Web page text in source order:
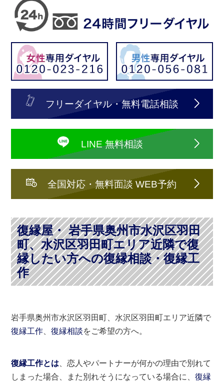
フリーダイヤル・無料電話相談
LINE 無料相談
全国対応・無料面談 WEB予約
復縁屋・ 岩手県奥州市水沢区羽田
町、水沢区羽田町エリア近隣で復
縁したい方への復縁相談・復縁工
作
岩手県奥州市水沢区羽田町、水沢区羽田町エリア近隣で
復縁工作 、復縁相談をご希望の方へ。
復縁工作とは 、恋人やパートナーが何かの理由で別れて
しまった場合、また別れそうになっている場合に、復縁